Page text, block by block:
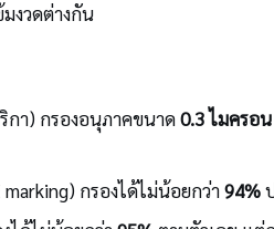
งวดต่างกัน
กา) กรองอนุภาคขนาด0.3 ไมครอน
กรองได้ไม่น้อยกว่า94%